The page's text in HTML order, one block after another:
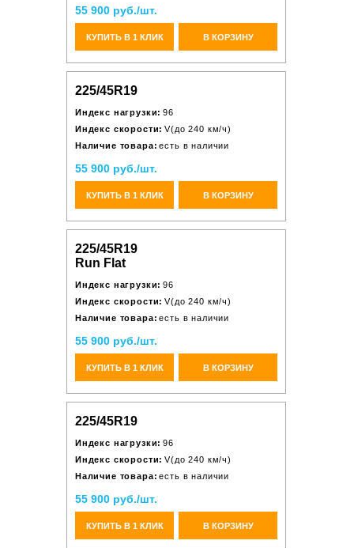
55 900 руб./шт.
КУПИТЬ В 1 КЛИК В КОРЗИНУ
225/45R19
Индекс нагрузки: 96
Индекс скорости: V(до 240 км/ч)
Наличие товара: есть в наличии
55 900 руб./шт.
КУПИТЬ В 1 КЛИК В КОРЗИНУ
225/45R19
Run Flat
Индекс нагрузки: 96
Индекс скорости: V(до 240 км/ч)
Наличие товара: есть в наличии
55 900 руб./шт.
КУПИТЬ В 1 КЛИК В КОРЗИНУ
225/45R19
Индекс нагрузки: 96
Индекс скорости: V(до 240 км/ч)
Наличие товара: есть в наличии
55 900 руб./шт.
КУПИТЬ В 1 КЛИК В КОРЗИНУ